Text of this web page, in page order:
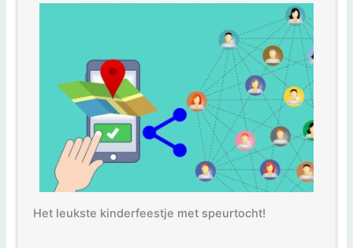
Het leukste kinderfeestje met speurtocht!